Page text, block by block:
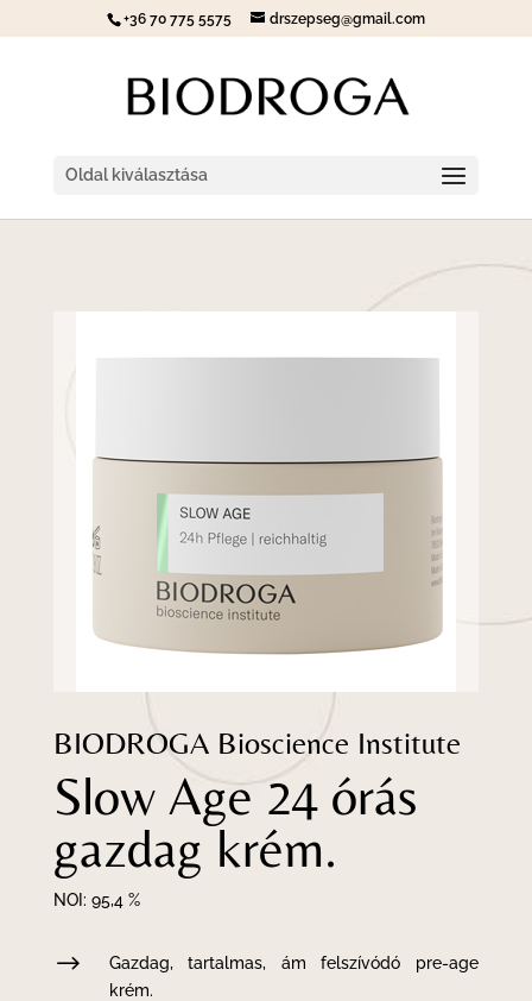
+36 70 775 5575 drszepseg@gmail.com
Oldal kiválasztása
BIODROGA Bioscience Institute
Slow Age 24 órás
gazdag krém.
NOI: 95,4 %
$
Gazdag, tartalmas, ám felszívódó pre-age
krém.